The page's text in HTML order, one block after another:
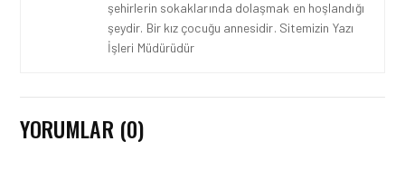
şehirlerin sokaklarında dolaşmak en hoşlandığı
şeydir. Bir kız çocuğu annesidir. Sitemizin Yazı
İşleri Müdürüdür
YORUMLAR (0)